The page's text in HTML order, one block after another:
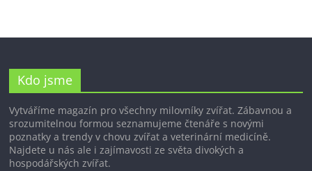
Kdo jsme
Vytváříme magazín pro všechny milovníky zvířat. Zábavnou a
srozumitelnou formou seznamujeme čtenáře s novými
poznatky a trendy v chovu zvířat a veterinární medicíně.
Najdete u nás ale i zajímavosti ze světa divokých a
hospodářských zvířat.